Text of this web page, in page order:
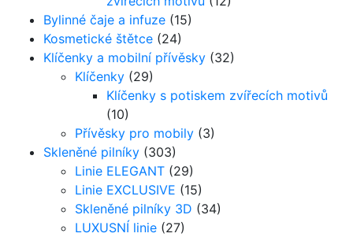
Bylinné čaje a infuze (15)
Kosmetické štětce (24)
Klíčenky a mobilní přívěsky (32)
Klíčenky (29)
Klíčenky s potiskem zvířecích motivů
(10)
Přívěsky pro mobily (3)
Skleněné pilníky (303)
Linie ELEGANT (29)
Linie EXCLUSIVE (15)
Skleněné pilníky 3D (34)
LUXUSNÍ linie (27)